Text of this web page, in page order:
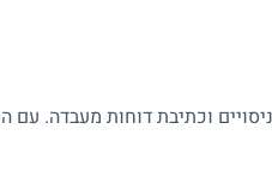
וכתיבת דוחות מעבדה.